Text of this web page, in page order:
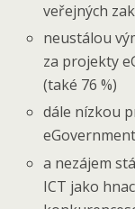
veřejných
neustálou
za projekty
(také 76 %)
dále nízkou
a nezájem
ICT jako